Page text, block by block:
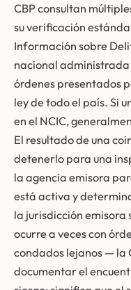
CBP consultan
su verificación
Información sobre
nacional
órdenes presentados
ley de todo el país. Si
en el NCIC,
El resultado de una
detenerlo para una
la agencia emisora
está activa y
la jurisdicción
ocurre a veces con
condados lejanos — la
documentar el